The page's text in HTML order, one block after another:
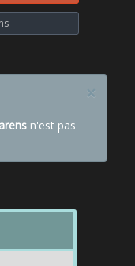
×
n'est pas